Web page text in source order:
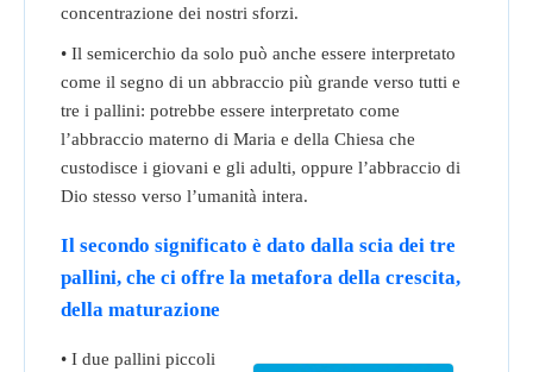
concentrazione dei nostri sforzi.
• Il semicerchio da solo può anche essere interpretato
come il segno di un abbraccio più grande verso tutti e
tre i pallini: potrebbe essere interpretato come
l’abbraccio materno di Maria e della Chiesa che
custodisce i giovani e gli adulti, oppure l’abbraccio di
Dio stesso verso l’umanità intera.
Il secondo significato è dato dalla scia dei tre
pallini, che ci offre la metafora della crescita,
della maturazione
• I due pallini piccoli